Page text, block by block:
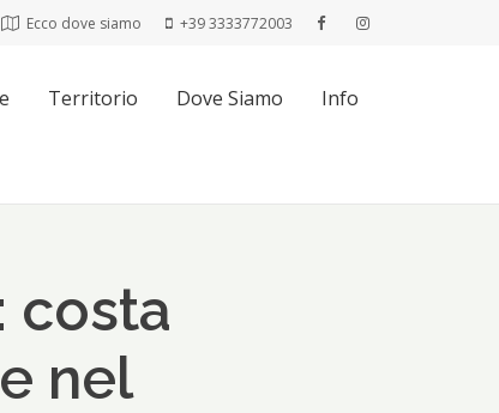
Ecco dove siamo +39 3333772003
Territorio Dove Siamo Info
costa
nel